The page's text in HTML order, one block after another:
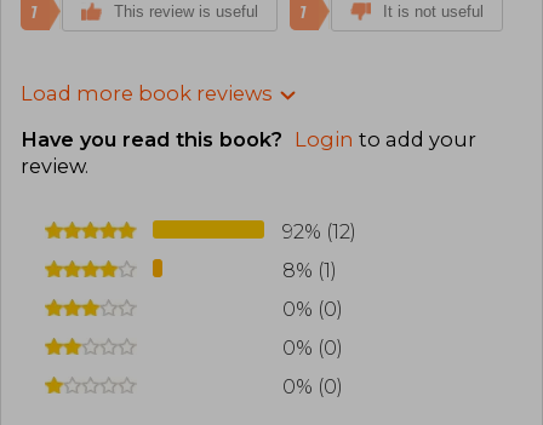
1 This review is useful 1 It is not useful
Load more book reviews
Have you read this book? Login to add your
review.
92% (12)
8% (1)
0% (0)
0% (0)
0% (0)